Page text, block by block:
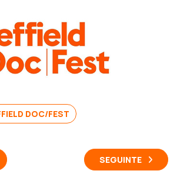
DOC/FEST
SEGUINTE